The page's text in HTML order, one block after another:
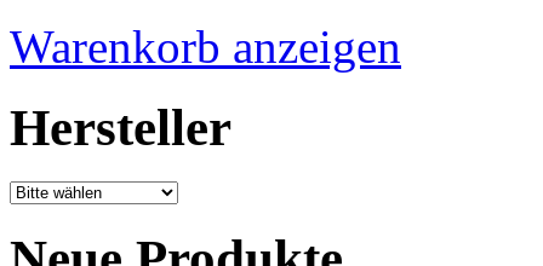
Warenkorb anzeigen
Hersteller